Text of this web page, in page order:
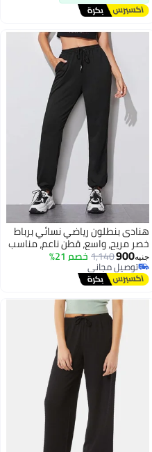
هنادى بنطلون رياضي نسائي برباط
خصر مريح، واسع، قطن ناعم، مناسب
للرياضة والكاجوال للبنات والنساء
جنيه900
1,140خصم 21%
توصيل مجاني
توصيل مجاني